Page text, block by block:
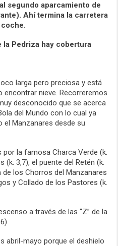
segundo aparcamiento de
Ahí termina la carretera
la Pedriza hay cobertura
larga pero preciosa y está
encontrar nieve. Recorreremos
desconocido que se acerca
del Mundo con lo cual ya
Manzanares desde su
por la famosa Charca Verde (k.
(k. 3,7), el puente del Retén (k.
los Chorros del Manzanares
y Collado de los Pastores (k.
a través de las “Z” de la
abril-mayo porque el deshielo